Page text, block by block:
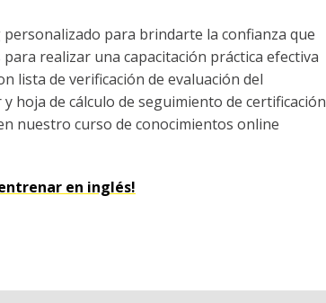
personalizado para brindarte la confianza que
para realizar una capacitación práctica efectiva
lista de verificación de evaluación del
hoja de cálculo de seguimiento de certificación
nuestro curso de conocimientos online
en inglés!